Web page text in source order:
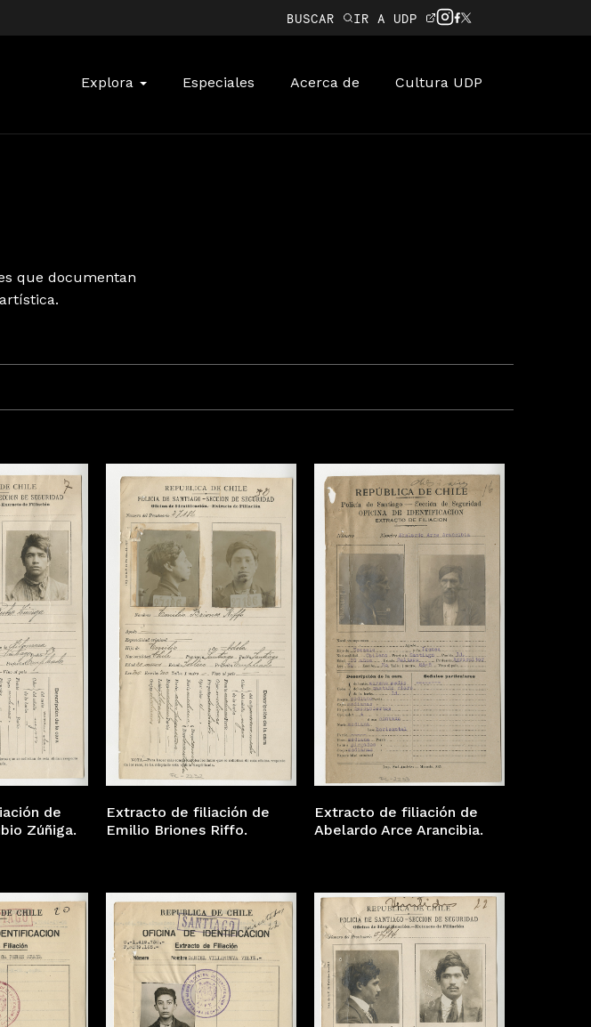
BUSCAR IR A UDP
Explora Especiales Acerca de Cultura UDP
que documentan
de
Zúñiga.
Extracto de filiación de
Emilio Briones Riffo.
Extracto de filiación de
Abelardo Arce Arancibia.